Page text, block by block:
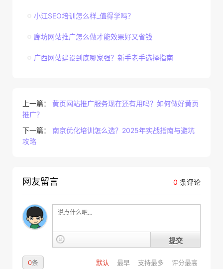
小江SEO培训怎么样_值得学吗？
廊坊网站推广怎么做才能效果好又省钱
广西网站建设到底哪家强？新手老手选择指南
上一篇： 黄页网站推广服务现在还有用吗？如何做好黄页
推广？
下一篇： 南京优化培训怎么选？2025年实战指南与避坑
攻略
0 条评论
网友留言
提交
默认 最早 支持最多 评分最高
0条